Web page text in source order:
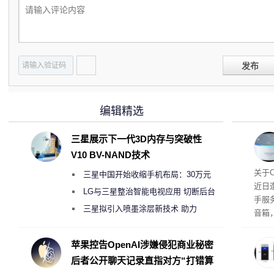
发布
美元
关于
近日
手服
音箱
型
间。
编辑精选
三星展示下一代3D内存与突破性
V10 BV-NAND技术
三星中国开始收缩手机布局：30万元
月销售额不达标门店 将被逐步清退
LG与三星整治智能电视应用 切断后台
偷偷共享带宽的违规行为
三星拟引入喷墨涂层新技术 助力
度
苹果控告OpenAI涉嫌侵犯商业秘密
后者公开聊天记录直指对方“打错算